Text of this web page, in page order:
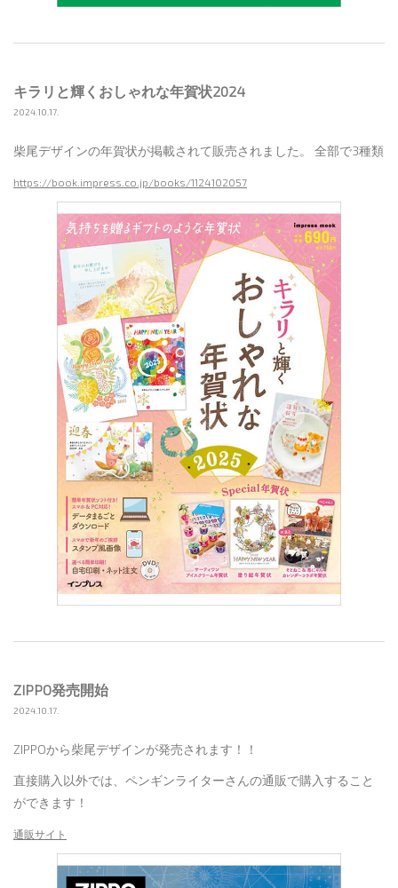
キラリと輝くおしゃれな年賀状2024
2024.10.17.
柴尾デザインの年賀状が掲載されて販売されました。 全部で3種類
https://book.impress.co.jp/books/1124102057
ZIPPO発売開始
2024.10.17.
ZIPPOから柴尾デザインが発売されます！！
直接購入以外では、ペンギンライターさんの通販で購入すること
ができます！
通販サイト